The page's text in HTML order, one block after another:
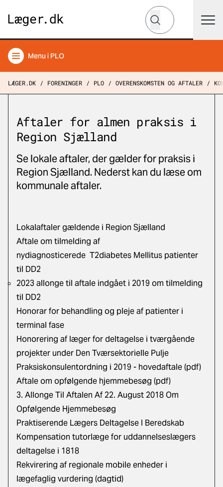
Hvad leder du efter?
Søg
Menu i PLO
LÆGER.DK FORENINGER PLO OVERENSKOMSTEN OG AFTALER
Aftaler for almen praksis i
Region Sjælland
Se lokale aftaler, der gælder for praksis i
Region Sjælland. Nederst kan du læse om
kommunale aftaler.
Lokalaftaler gældende i Region Sjælland
Aftale om tilmelding af
nydiagnosticerede T2diabetes Mellitus patienter
til DD2
2023 allonge til aftale indgået i 2019 om tilmelding
til DD2
Honorar for behandling og pleje af patienter i
terminal fase
Honorering af læger for deltagelse i tværgående
projekter under Den Tværsektorielle Pulje
Praksiskonsulentordning i 2019 - hovedaftale (pdf)
Aftale om opfølgende hjemmebesøg (pdf)
3. Allonge Til Aftalen Af 22. August 2018 Om
Opfølgende Hjemmebesøg
Praktiserende Lægers Deltagelse I Beredskab
Kompensation tutorlæge for uddannelseslægers
deltagelse i 1818
Rekvirering af regionale mobile enheder i
lægefaglig vurdering (dagtid)